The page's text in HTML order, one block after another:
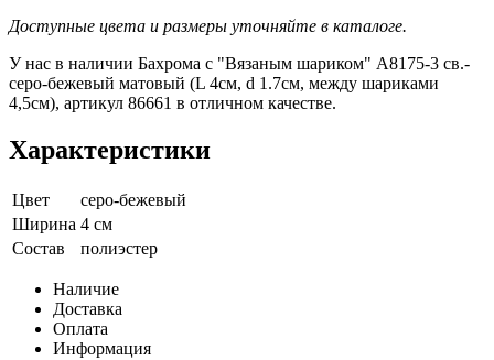
Доступные цвета и размеры уточняйте в каталоге.
У нас в наличии Бахрома с "Вязаным шариком" A8175-3 св.-
серо-бежевый матовый (L 4см, d 1.7см, между шариками
4,5см), артикул 86661 в отличном качестве.
Характеристики
Цвет
серо-бежевый
Ширина 4 см
Состав
полиэстер
Наличие
Доставка
Оплата
Информация